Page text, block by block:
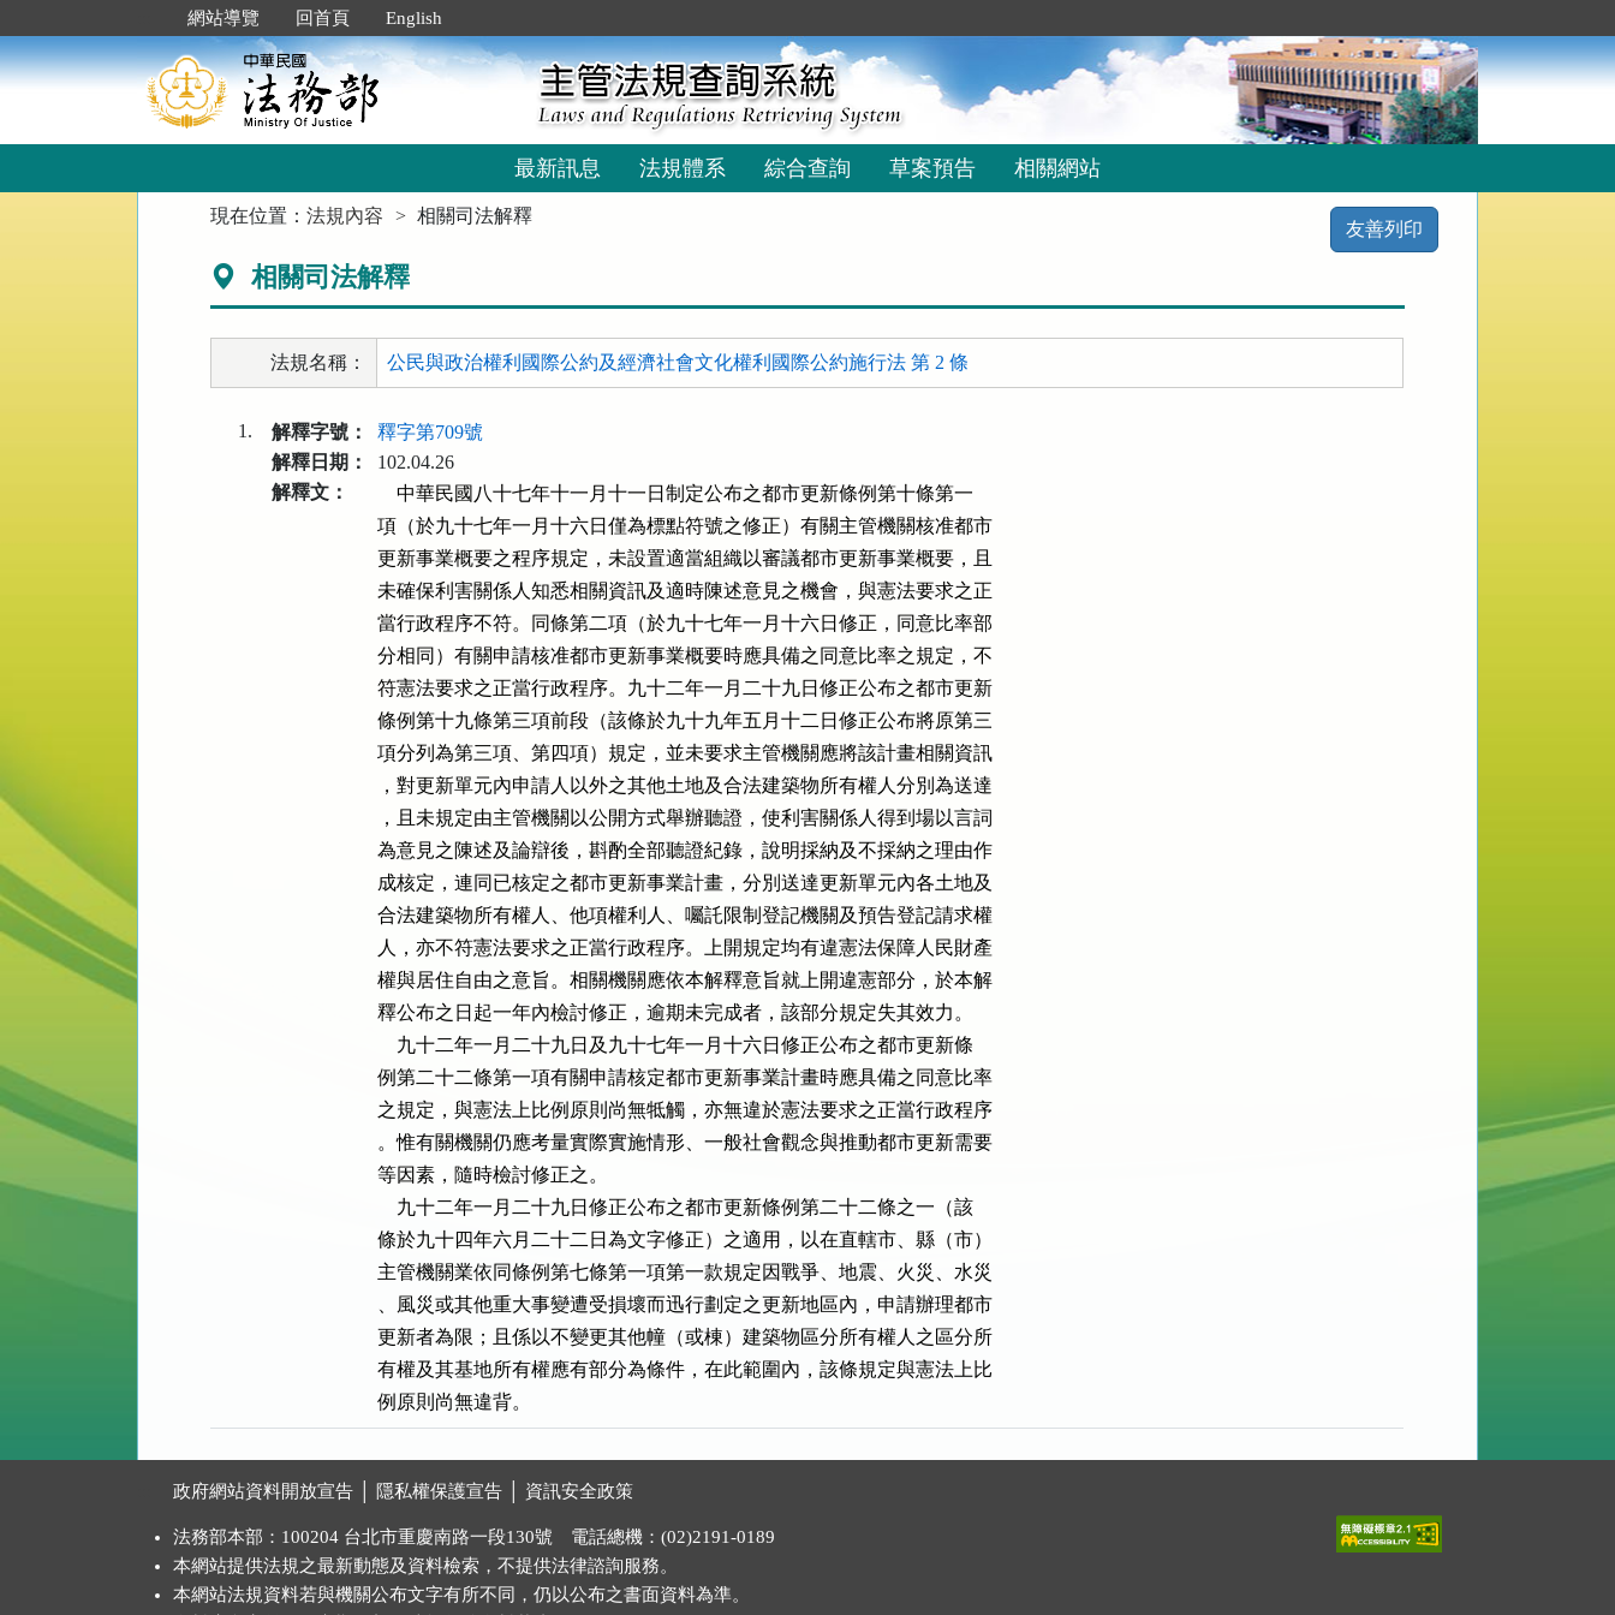
到
主
要
網站導覽 回首頁 English
最新訊息 法規體系 綜合查詢 草案預告 相關網站
現在位置：法規內容 相關司法解釋
友善列印
相關司法解釋
法規名稱： 公民與政治權利國際公約及經濟社會文化權利國際公約施行法 第 2 條
1. 解釋字號：
釋字第709號
解釋日期：
102.04.26
解釋文：
    中華民國八十七年十一月十一日制定公布之都市更新條例第十條第一
項（於九十七年一月十六日僅為標點符號之修正）有關主管機關核准都市
更新事業概要之程序規定，未設置適當組織以審議都市更新事業概要，且
未確保利害關係人知悉相關資訊及適時陳述意見之機會，與憲法要求之正
當行政程序不符。同條第二項（於九十七年一月十六日修正，同意比率部
分相同）有關申請核准都市更新事業概要時應具備之同意比率之規定，不
符憲法要求之正當行政程序。九十二年一月二十九日修正公布之都市更新
條例第十九條第三項前段（該條於九十九年五月十二日修正公布將原第三
項分列為第三項、第四項）規定，並未要求主管機關應將該計畫相關資訊
，對更新單元內申請人以外之其他土地及合法建築物所有權人分別為送達
，且未規定由主管機關以公開方式舉辦聽證，使利害關係人得到場以言詞
為意見之陳述及論辯後，斟酌全部聽證紀錄，說明採納及不採納之理由作
成核定，連同已核定之都市更新事業計畫，分別送達更新單元內各土地及
合法建築物所有權人、他項權利人、囑託限制登記機關及預告登記請求權
人，亦不符憲法要求之正當行政程序。上開規定均有違憲法保障人民財產
權與居住自由之意旨。相關機關應依本解釋意旨就上開違憲部分，於本解
釋公布之日起一年內檢討修正，逾期未完成者，該部分規定失其效力。
    九十二年一月二十九日及九十七年一月十六日修正公布之都市更新條
例第二十二條第一項有關申請核定都市更新事業計畫時應具備之同意比率
之規定，與憲法上比例原則尚無牴觸，亦無違於憲法要求之正當行政程序
。惟有關機關仍應考量實際實施情形、一般社會觀念與推動都市更新需要
等因素，隨時檢討修正之。
    九十二年一月二十九日修正公布之都市更新條例第二十二條之一（該
條於九十四年六月二十二日為文字修正）之適用，以在直轄市、縣（市）
主管機關業依同條例第七條第一項第一款規定因戰爭、地震、火災、水災
、風災或其他重大事變遭受損壞而迅行劃定之更新地區內，申請辦理都市
更新者為限；且係以不變更其他幢（或棟）建築物區分所有權人之區分所
有權及其基地所有權應有部分為條件，在此範圍內，該條規定與憲法上比
例原則尚無違背。
政府網站資料開放宣告 隱私權保護宣告 資訊安全政策
法務部本部：100204 台北市重慶南路一段130號 電話總機：(02)2191-0189
本網站提供法規之最新動態及資料檢索，不提供法律諮詢服務。
本網站法規資料若與機關公布文字有所不同，仍以公布之書面資料為準。